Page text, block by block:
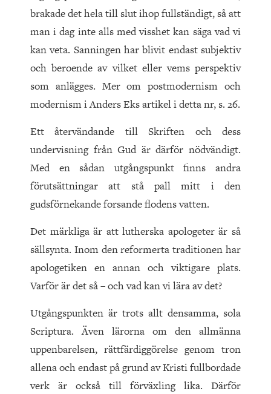
brakade det hela till slut ihop fullständigt, så att
man i dag inte alls med visshet kan säga vad vi
kan veta. Sanningen har blivit endast subjektiv
och beroende av vilket eller vems perspektiv
som anlägges. Mer om postmodernism och
modernism i Anders Eks artikel i detta nr, s. 26.
Ett återvändande till Skriften och dess
undervisning från Gud är därför nödvändigt.
Med en sådan utgångspunkt finns and­ra
förutsättningar att stå pall mitt i den
gudsförnekande forsande flodens vatten.
Det märkliga är att lutherska apologeter är så
sällsynta. Inom den reformerta traditionen har
apologetiken en annan och viktigare plats.
Varför är det så – och vad kan vi lära av det?
Utgångspunkten är trots allt densamma, sola
Scriptura. Även lärorna om den allmänna
uppenbarelsen, rättfärdiggörelse genom tron
allena och endast på grund av Kristi fullbordade
verk är också till förväxling lika. Därför